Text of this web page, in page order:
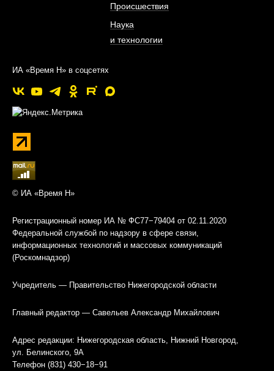
Происшествия
Наука
и технологии
ИА «Время Н» в соцсетях
© ИА «Время Н»
Регистрационный номер ИА № ФС77−79404 от 02.11.2020
Федеральной службой по надзору в сфере связи,
информационных технологий и массовых коммуникаций
(Роскомнадзор)
Учредитель — Правительство Нижегородской области
Главный редактор — Савельев Александр Михайлович
Адрес редакции: Нижегородская область, Нижний Новгород,
ул. Белинского, 9А
Телефон (831) 430−18−91